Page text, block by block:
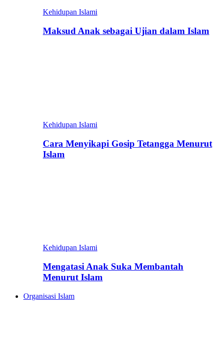
Kehidupan Islami
Maksud Anak sebagai Ujian dalam Islam
Kehidupan Islami
Cara Menyikapi Gosip Tetangga Menurut
Islam
Kehidupan Islami
Mengatasi Anak Suka Membantah
Menurut Islam
Organisasi Islam